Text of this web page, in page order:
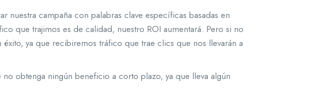
nuestra campaña con palabras clave específicas basadas en
que trajimos es de calidad, nuestro ROI aumentará. Pero si no
ya que recibiremos tráfico que trae clics que nos llevarán a
obtenga ningún beneficio a corto plazo, ya que lleva algún